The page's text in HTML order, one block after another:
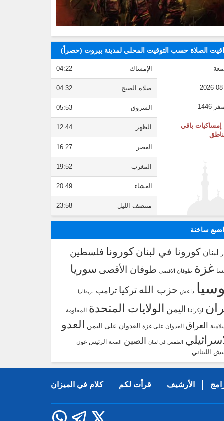
الصلاة حسب التوقيت المحلي لمدينة بيروت (حصراً)
باقي
الإمساك 04:22
صلاة الصبح 04:32
الشروق 05:53
الظهر 12:44
العصر 16:27
المغرب 19:52
العشاء 20:49
منتصف الليل 23:58
ساخنة
لبنان كورونا في لبنان كورونا فلسطين
غزة طوفان الاقصى طوفان الأقصى سوريا
داعش حزب الله تركيا ترامب بريطانيا
اوكرانيا اليمن الولايات المتحدة المقاومة
العراق العدوان على غزة العدوان على اليمن العدو
الطقس في لبنان الصين الصحة الرئيس عون
اللبناني
الأرشيف قرأت لكم كلام في الميزان